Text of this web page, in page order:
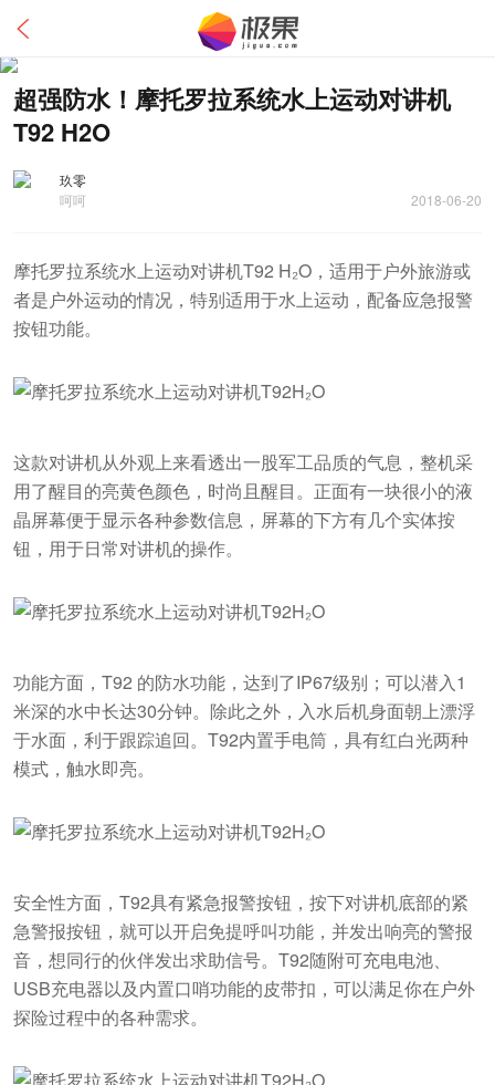
超强防水！摩托罗拉系统水上运动对讲机
T92 H2O
玖零
呵呵
2018-06-20
摩托罗拉系统水上运动对讲机T92 H₂O，适用于户外旅游或
者是户外运动的情况，特别适用于水上运动，配备应急报警
按钮功能。
这款对讲机从外观上来看透出一股军工品质的气息，整机采
用了醒目的亮黄色颜色，时尚且醒目。正面有一块很小的液
晶屏幕便于显示各种参数信息，屏幕的下方有几个实体按
钮，用于日常对讲机的操作。
功能方面，T92 的防水功能，达到了IP67级别；可以潜入1
米深的水中长达30分钟。除此之外，入水后机身面朝上漂浮
于水面，利于跟踪追回。T92内置手电筒，具有红白光两种
模式，触水即亮。
安全性方面，T92具有紧急报警按钮，按下对讲机底部的紧
急警报按钮，就可以开启免提呼叫功能，并发出响亮的警报
音，想同行的伙伴发出求助信号。T92随附可充电电池、
USB充电器以及内置口哨功能的皮带扣，可以满足你在户外
探险过程中的各种需求。